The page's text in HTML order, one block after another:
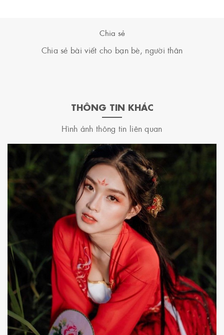
Chia sẻ
Chia sẻ bài viết cho bạn bè, người thân
THÔNG TIN KHÁC
Hình ảnh thông tin liên quan